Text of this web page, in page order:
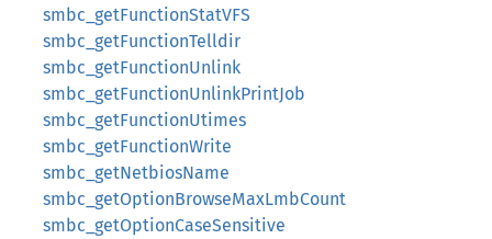
smbc_getFunctionStatVFS
smbc_getFunctionTelldir
smbc_getFunctionUnlink
smbc_getFunctionUnlinkPrintJob
smbc_getFunctionUtimes
smbc_getFunctionWrite
smbc_getNetbiosName
smbc_getOptionBrowseMaxLmbCount
smbc_getOptionCaseSensitive